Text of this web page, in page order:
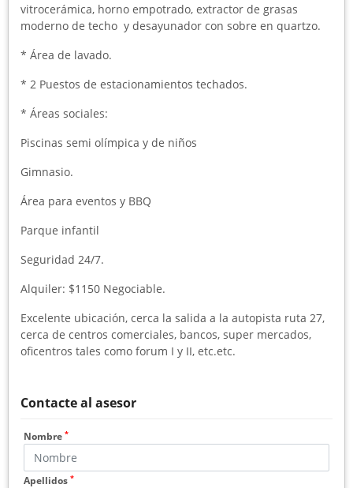
vitrocerámica, horno empotrado, extractor de grasas
moderno de techo y desayunador con sobre en quartzo.
* Área de lavado.
* 2 Puestos de estacionamientos techados.
* Áreas sociales:
Piscinas semi olímpica y de niños
Gimnasio.
Área para eventos y BBQ
Parque infantil
Seguridad 24/7.
Alquiler: $1150 Negociable.
Excelente ubicación, cerca la salida a la autopista ruta 27,
cerca de centros comerciales, bancos, super mercados,
oficentros tales como forum I y II, etc.etc.
Contacte al asesor
Nombre *
Apellidos *